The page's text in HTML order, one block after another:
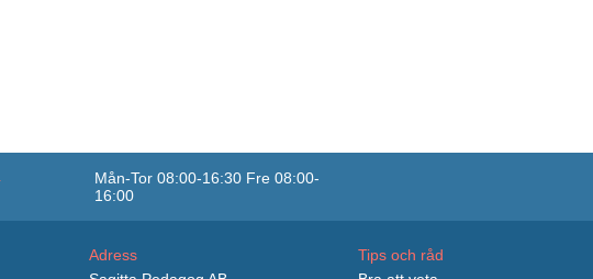
Mån-Tor 08:00-16:30 Fre 08:00-
16:00
Adress
Tips och råd